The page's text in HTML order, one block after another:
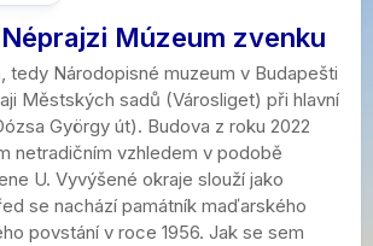
Múzeum zvenku
tedy Národopisné muzeum v Budapešti
Městských sadů (Városliget) při hlavní
György út). Budova z roku 2022
netradičním vzhledem v podobě
U. Vyvýšené okraje slouží jako
se nachází památník maďarského
povstání v roce 1956. Jak se sem